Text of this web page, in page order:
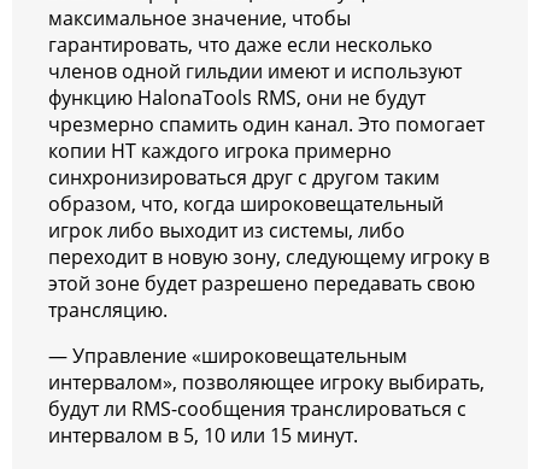
максимальное значение, чтобы
гарантировать, что даже если несколько
членов одной гильдии имеют и используют
функцию HalonaTools RMS, они не будут
чрезмерно спамить один канал. Это помогает
копии HT каждого игрока примерно
синхронизироваться друг с другом таким
образом, что, когда широковещательный
игрок либо выходит из системы, либо
переходит в новую зону, следующему игроку в
этой зоне будет разрешено передавать свою
трансляцию.
— Управление «широковещательным
интервалом», позволяющее игроку выбирать,
будут ли RMS-сообщения транслироваться с
интервалом в 5, 10 или 15 минут.